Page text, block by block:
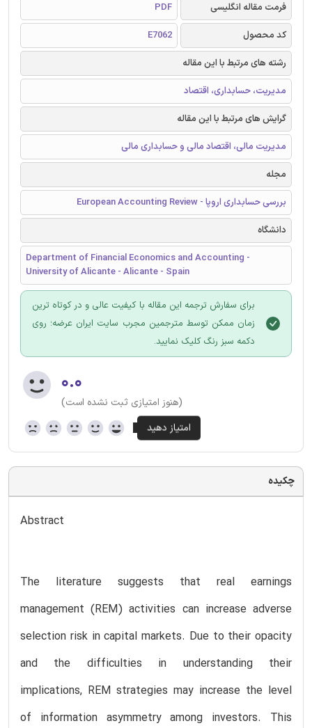
فرمت مقاله انگلیسی
PDF
کد محصول
E7062
رشته های مرتبط با این مقاله
مدیریت، حسابداری، اقتصاد
گرایش های مرتبط با این مقاله
مدیریت مالی، اقتصاد مالی و حسابداری مالی
مجله
بررسی حسابداری اروپا - European Accounting Review
دانشگاه
Department of Financial Economics and Accounting -
University of Alicante - Alicante - Spain
برای سفارش ترجمه این مقاله با کیفیت عالی و در کوتاه ترین
زمان ممکن توسط مترجمین مجرب سایت ایران عرضه؛ روی
دکمه سبز رنگ کلیک نمایید.
۰.۰
(هنوز امتیازی ثبت نشده است)
چکیده
Abstract
The literature suggests that real earnings
management (REM) activities can increase adverse
selection risk in capital markets. Due to their opacity
and the difficulties in understanding their
implications, REM strategies may increase the level
of information asymmetry among investors. This